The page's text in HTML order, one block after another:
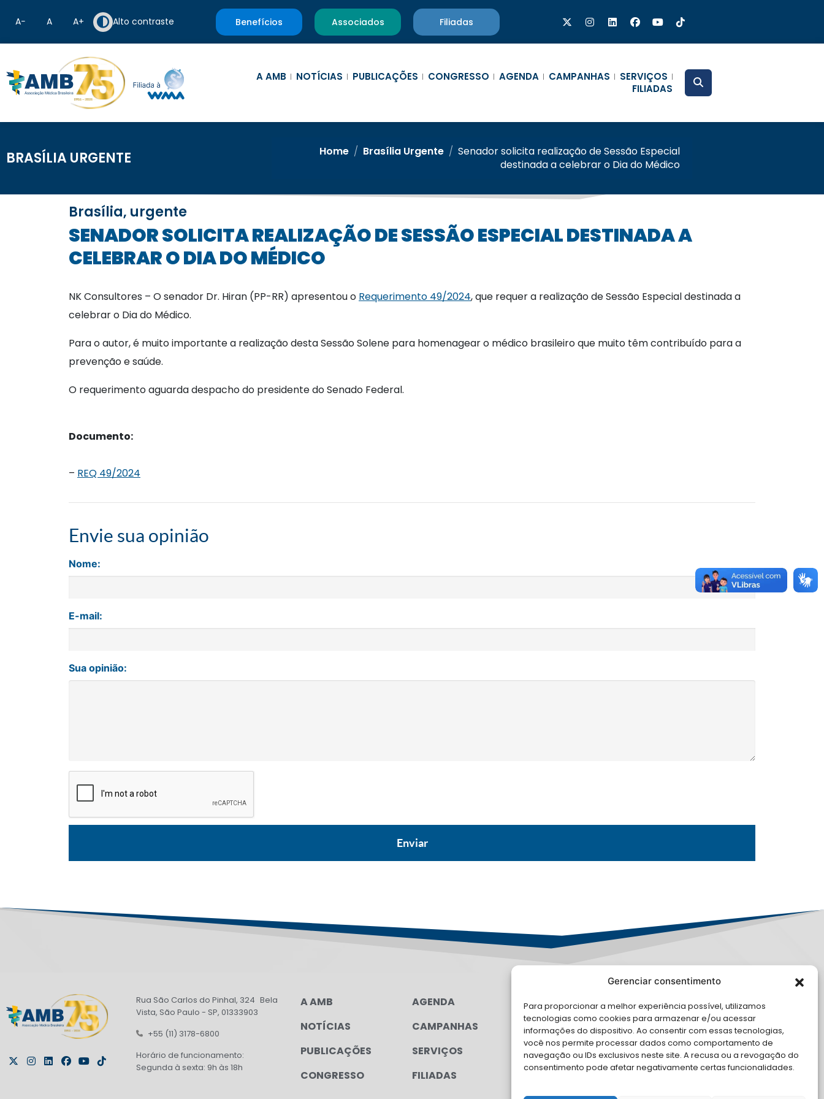
Gerenciar consentimento
Para proporcionar a melhor experiência possível, utilizamos
tecnologias como cookies para armazenar e/ou acessar
informações do dispositivo. Ao consentir com essas tecnologias,
você nos permite processar dados como comportamento de
navegação ou IDs exclusivos neste site. A recusa ou a revogação do
consentimento pode afetar negativamente certas funcionalidades.
A− A A+ Alto contraste Benefícios Associados Filiadas
A AMB NOTÍCIAS PUBLICAÇÕES CONGRESSO AGENDA CAMPANHAS
SERVIÇOS
FILIADAS
BRASÍLIA URGENTE Home / Brasília Urgente / Senador solicita realização de Sessão Especial
destinada a celebrar o Dia do Médico
Brasília, urgente
SENADOR SOLICITA REALIZAÇÃO DE SESSÃO ESPECIAL DESTINADA A
CELEBRAR O DIA DO MÉDICO
NK Consultores – O senador Dr. Hiran (PP-RR) apresentou o Requerimento 49/2024, que requer a realização de Sessão Especial destinada a
celebrar o Dia do Médico.
Para o autor, é muito importante a realização desta Sessão Solene para homenagear o médico brasileiro que muito têm contribuído para a
prevenção e saúde.
O requerimento aguarda despacho do presidente do Senado Federal.
Documento:
– REQ 49/2024
Envie sua opinião
Nome:
E-mail:
Sua opinião:
Rua São Carlos do Pinhal, 324 Bela
Vista, São Paulo - SP, 01333903
+55 (11) 3178-6800
Horário de funcionamento:
Segunda à sexta: 9h às 18h
A AMB
NOTÍCIAS
PUBLICAÇÕES
CONGRESSO
AGENDA
CAMPANHAS
SERVIÇOS
FILIADAS
LGPD
FALE CONOSCO
Solicite Apoio Institucional da AMB
para o seu evento